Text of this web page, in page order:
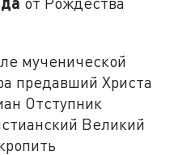
мученической
предавший Христа
Отступник
Великий